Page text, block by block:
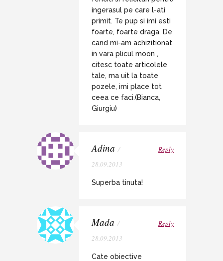
ingerasul pe care l-ati
primit. Te pup si imi esti
foarte, foarte draga. De
cand mi-am achizitionat
in vara plicul moon ,
citesc toate articolele
tale, ma uit la toate
pozele, imi place tot
ceea ce faci.(Bianca,
Giurgiu)
Adina /
28.09.2013
Reply
Superba tinuta!
Mada /
28.09.2013
Reply
Cate obiective